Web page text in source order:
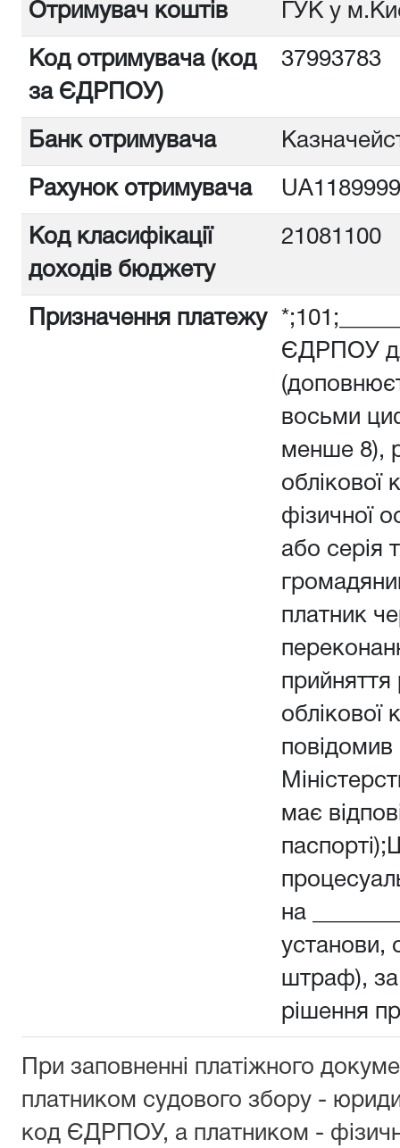
Отримувач коштів ГУК у
Код отримувача (код
за ЄДРПОУ)
Банк отримувача
Рахунок отримувача
Код класифікації
доходів бюджету
21081100
Призначення платежу
ЄДРПОУ
восьми
менше 8),
облікової
фізичної
або серія
платник
прийняття
облікової
повідомив
має
на
установи,
штраф),
рішення
При заповненні платіжного
платником судового збору -
код ЄДРПОУ, а платником -